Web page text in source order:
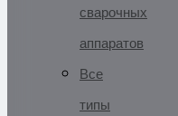
сварочных
аппаратов
Все
типы